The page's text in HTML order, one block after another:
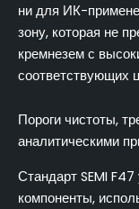
ни для ИК-
зону, которая не
кремнезем с
соответствующих
Пороги чистоты,
аналитическими
Стандарт SEMI
компоненты,